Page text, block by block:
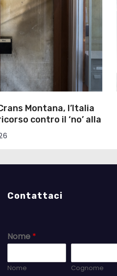
Montana, l’Italia
contro il ‘no’ alla
Contattaci
Nome *
Nome Cognome